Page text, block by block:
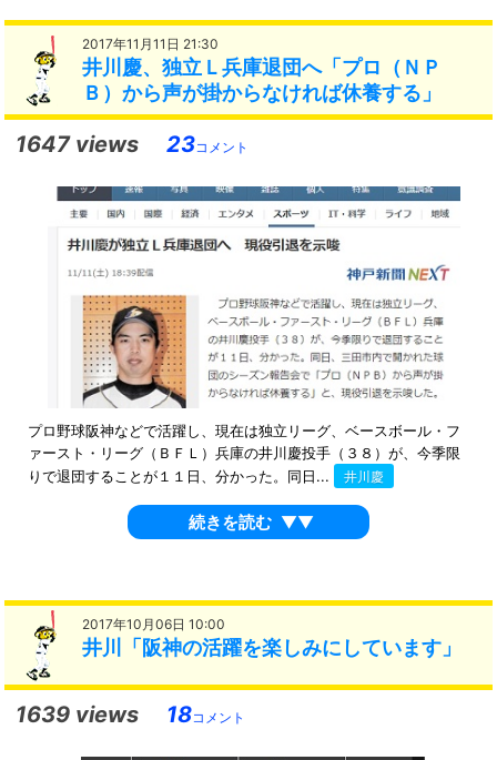
2017年11月11日 21:30
井川慶、独立Ｌ兵庫退団へ「プロ（ＮＰ
Ｂ）から声が掛からなければ休養する」
1647 views 23コメント
プロ野球阪神などで活躍し、現在は独立リーグ、ベースボール・フ
ァースト・リーグ（ＢＦＬ）兵庫の井川慶投手（３８）が、今季限
りで退団することが１１日、分かった。同日...
井川慶
続きを読む ▼▼
2017年10月06日 10:00
井川「阪神の活躍を楽しみにしています」
1639 views 18コメント